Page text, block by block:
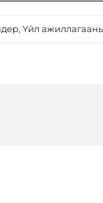
, Үйл